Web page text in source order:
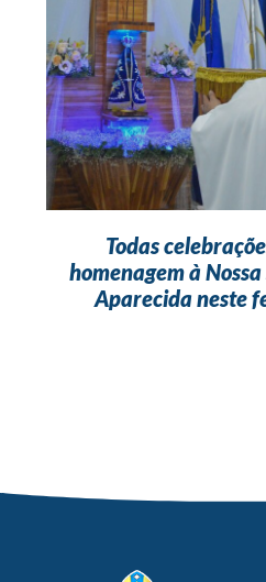
Todas
homenagem à
Aparecida neste